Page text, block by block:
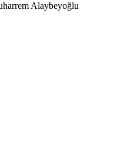
Alaybeyoğlu